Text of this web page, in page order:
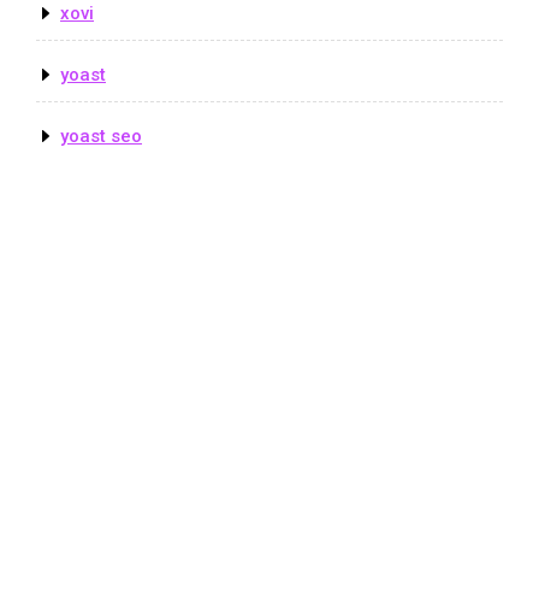
xovi
yoast
yoast seo